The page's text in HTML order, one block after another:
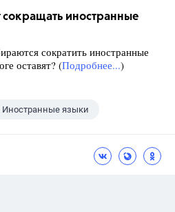
сокращать иностранные
сократить иностранные
оставят? (Подробнее...)
Иностранные языки